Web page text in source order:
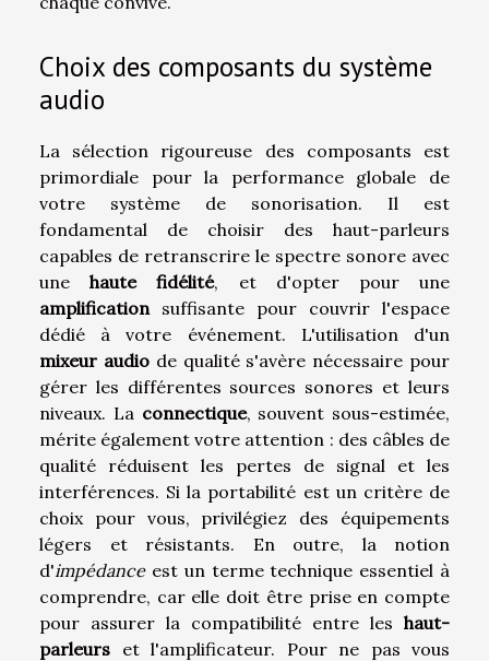
Choix des composants du système
audio
La sélection rigoureuse des composants est
primordiale pour la performance globale de
votre système de sonorisation. Il est
fondamental de choisir des haut-parleurs
capables de retranscrire le spectre sonore avec
unehaute fidélité, et d'opter pour une
amplification suffisante pour couvrir l'espace
dédié à votre événement. L'utilisation d'un
mixeur audiode qualité s'avère nécessaire pour
gérer les différentes sources sonores et leurs
niveaux. La connectique, souvent sous-estimée,
mérite également votre attention : des câbles de
qualité réduisent les pertes de signal et les
interférences. Si la portabilité est un critère de
choix pour vous, privilégiez des équipements
légers et résistants. En outre, la notion
d'impédanceest un terme technique essentiel à
comprendre, car elle doit être prise en compte
pour assurer la compatibilité entre les haut-
parleurs et l'amplificateur. Pour ne pas vous